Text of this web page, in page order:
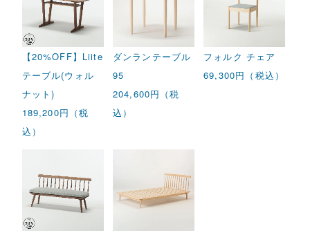
【20%OFF】Liite
テーブル(ウォル
ナット)
189,200円（税
込）
ダンランテーブル
95
204,600円（税
込）
フォルク チェア
69,300円（税込）